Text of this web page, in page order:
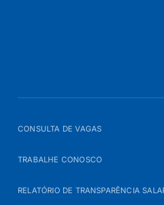
CONSULTA DE VAGAS
TRABALHE CONOSCO
RELATÓRIO DE TRANSPARÊNCIA